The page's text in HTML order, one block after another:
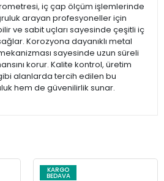
iç çap ölçüm işlemlerinde
arayan profesyoneller için
ve sabit uçları sayesinde çeşitli iç
Korozyona dayanıklı metal
sayesinde uzun süreli
korur. Kalite kontrol, üretim
alanlarda tercih edilen bu
hem de güvenilirlik sunar.
KARGO
BEDAVA